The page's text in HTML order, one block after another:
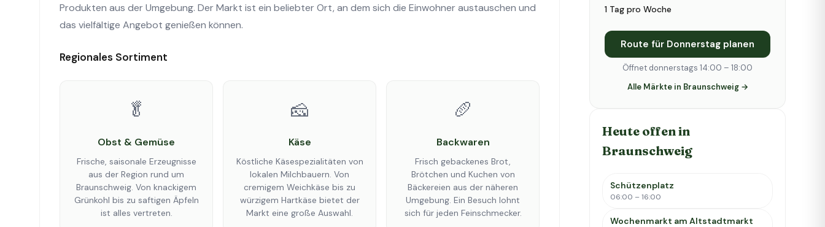
Produkten aus der Umgebung. Der Markt ist ein beliebter Ort, an dem sich die Einwohner austauschen und
das vielfältige Angebot genießen können.
Regionales Sortiment
🥬
Obst & Gemüse
Frische, saisonale Erzeugnisse
aus der Region rund um
Braunschweig. Von knackigem
Grünkohl bis zu saftigen Äpfeln
ist alles vertreten.
🧀
Käse
Köstliche Käsespezialitäten von
lokalen Milchbauern. Von
cremigem Weichkäse bis zu
würzigem Hartkäse bietet der
Markt eine große Auswahl.
🥖
Backwaren
Frisch gebackenes Brot,
Brötchen und Kuchen von
Bäckereien aus der näheren
Umgebung. Ein Besuch lohnt
sich für jeden Feinschmecker.
1 Tag pro Woche
Route für Donnerstag planen
Öffnet donnerstags 14:00 – 18:00
Alle Märkte in Braunschweig →
Heute offen in
Braunschweig
Schützenplatz
06:00 – 16:00
Wochenmarkt am Altstadtmarkt